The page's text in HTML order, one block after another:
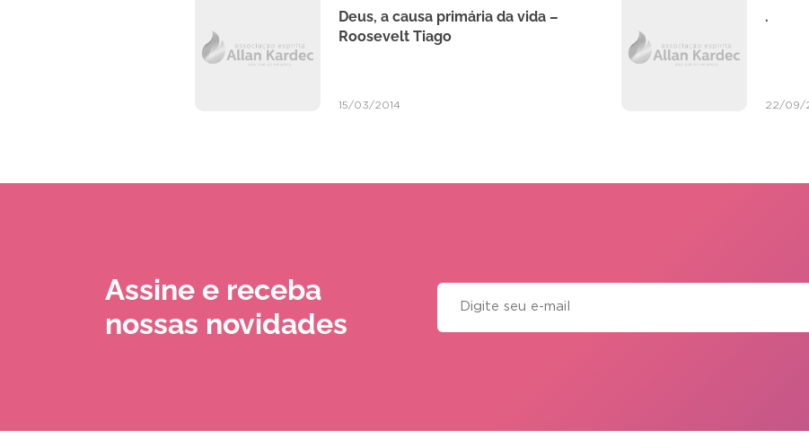
Deus, a causa primária da vida –
Roosevelt Tiago
15/03/2014
.
22/09/
Assine e receba
nossas novidades